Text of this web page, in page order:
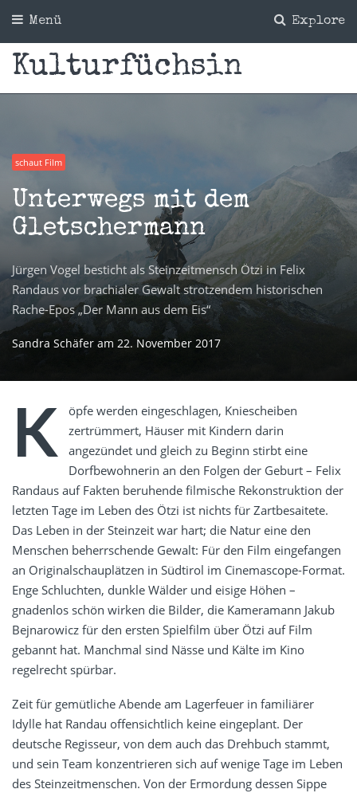
Explore
Menü
Kulturfüchsin
schaut Film
Unterwegs mit dem
Gletschermann
Jürgen Vogel besticht als Steinzeitmensch Ötzi in Felix
Randaus vor brachialer Gewalt strotzendem historischen
Rache-Epos „Der Mann aus dem Eis“
Sandra Schäfer am 22. November 2017
K
öpfe werden eingeschlagen, Kniescheiben
zertrümmert, Häuser mit Kindern darin
angezündet und gleich zu Beginn stirbt eine
Dorfbewohnerin an den Folgen der Geburt – Felix
Randaus auf Fakten beruhende filmische Rekonstruktion der
letzten Tage im Leben des Ötzi ist nichts für Zartbesaitete.
Das Leben in der Steinzeit war hart; die Natur eine den
Menschen beherrschende Gewalt: Für den Film eingefangen
an Originalschauplätzen in Südtirol im Cinemascope-Format.
Enge Schluchten, dunkle Wälder und eisige Höhen –
gnadenlos schön wirken die Bilder, die Kameramann Jakub
Bejnarowicz für den ersten Spielfilm über Ötzi auf Film
gebannt hat. Manchmal sind Nässe und Kälte im Kino
regelrecht spürbar.
Zeit für gemütliche Abende am Lagerfeuer in familiärer
Idylle hat Randau offensichtlich keine eingeplant. Der
deutsche Regisseur, von dem auch das Drehbuch stammt,
und sein Team konzentrieren sich auf wenige Tage im Leben
des Steinzeitmenschen. Von der Ermordung dessen Sippe